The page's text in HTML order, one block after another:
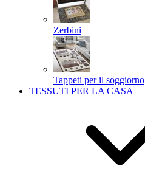
Zerbini
Tappeti per il soggiorno
TESSUTI PER LA CASA